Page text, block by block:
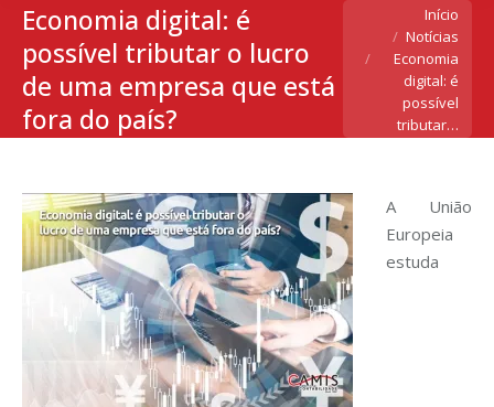
Economia digital: é
possível tributar o lucro
de uma empresa que está
fora do país?
Você está aqui:
Início
Notícias
Economia
digital: é
possível
tributar…
A União
Europeia
estuda